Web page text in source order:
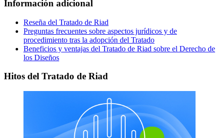
Información adicional
Reseña del Tratado de Riad
Preguntas frecuentes sobre aspectos jurídicos y de
procedimiento tras la adopción del Tratado
Beneficios y ventajas del Tratado de Riad sobre el Derecho de
los Diseños
Hitos del Tratado de Riad